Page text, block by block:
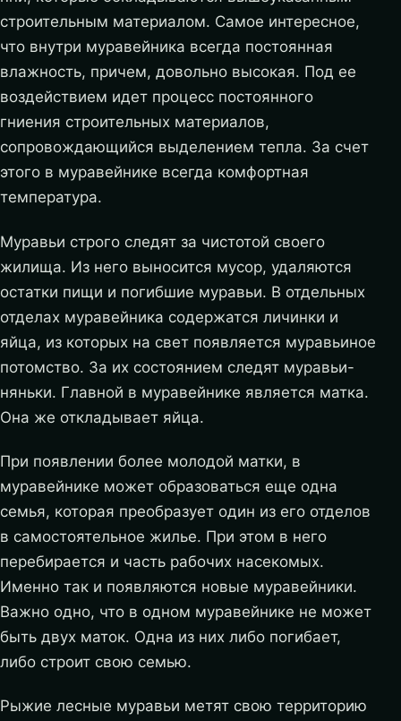
строительным материалом. Самое интересное,
что внутри муравейника всегда постоянная
влажность, причем, довольно высокая. Под ее
воздействием идет процесс постоянного
гниения строительных материалов,
сопровождающийся выделением тепла. За счет
этого в муравейнике всегда комфортная
температура.
Муравьи строго следят за чистотой своего
жилища. Из него выносится мусор, удаляются
остатки пищи и погибшие муравьи. В отдельных
отделах муравейника содержатся личинки и
яйца, из которых на свет появляется муравьиное
потомство. За их состоянием следят муравьи-
няньки. Главной в муравейнике является матка.
Она же откладывает яйца.
При появлении более молодой матки, в
муравейнике может образоваться еще одна
семья, которая преобразует один из его отделов
в самостоятельное жилье. При этом в него
перебирается и часть рабочих насекомых.
Именно так и появляются новые муравейники.
Важно одно, что в одном муравейнике не может
быть двух маток. Одна из них либо погибает,
либо строит свою семью.
Рыжие лесные муравьи метят свою территорию